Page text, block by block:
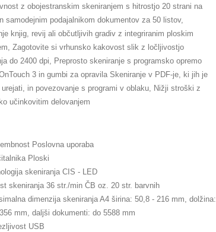
z obojestranskim skeniranjem s hitrostjo 20 strani na
samodejnim podajalnikom dokumentov za 50 listov,
knjig, revij ali občutljivih gradiv z integriranim ploskim
Zagotovite si vrhunsko kakovost slik z ločljivostjo
do 2400 dpi, Preprosto skeniranje s programsko opremo
3 in gumbi za opravila Skeniranje v PDF-je, ki jih je
urejati, in povezovanje s programi v oblaku, Nižji stroški z
učinkovitim delovanjem
Poslovna uporaba
Ploski
skeniranja CIS - LED
skeniranja 36 str./min ČB oz. 20 str. barvnih
dimenzija skeniranja A4 širina: 50,8 - 216 mm, dolžina:
mm, daljši dokumenti: do 5588 mm
USB